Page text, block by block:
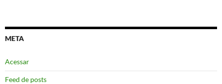
META
Acessar
Feed de posts